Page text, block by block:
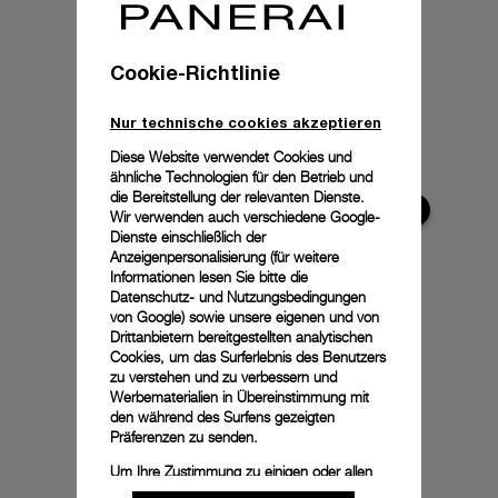
Cookie-Richtlinie
Nur technische cookies akzeptieren
Diese Website verwendet Cookies und
ähnliche Technologien für den Betrieb und
die Bereitstellung der relevanten Dienste.
Wir verwenden auch verschiedene Google-
Dienste einschließlich der
Anzeigenpersonalisierung (für weitere
Informationen lesen Sie bitte die
Datenschutz- und Nutzungsbedingungen
von Google) sowie unsere eigenen und von
Drittanbietern bereitgestellten analytischen
Cookies, um das Surferlebnis des Benutzers
zu verstehen und zu verbessern und
Werbematerialien in Übereinstimmung mit
den während des Surfens gezeigten
Präferenzen zu senden.
Um Ihre Zustimmung zu einigen oder allen
Cookies zu ändern oder zu widerrufen,